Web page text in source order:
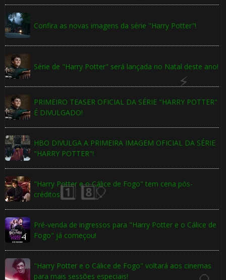
Confira as novas imagens da série "Harry Potter"!
Série de "Harry Potter" será lançada no Natal deste ano!
PRIMEIRO TEASER OFICIAL DA SÉRIE "HARRY POTTER"
É DIVULGADO!
HBO DIVULGA A PRIMEIRA IMAGEM OFICIAL DA SÉRIE
"HARRY POTTER"!
"Harry Potter e o Cálice de Fogo" tem cena pós-
créditos?
Pré-venda de ingressos para "Harry Potter e o Cálice de
Fogo" já começou!
"Harry Potter e o Cálice de Fogo" voltará aos cinemas
para mais sessões especiais!